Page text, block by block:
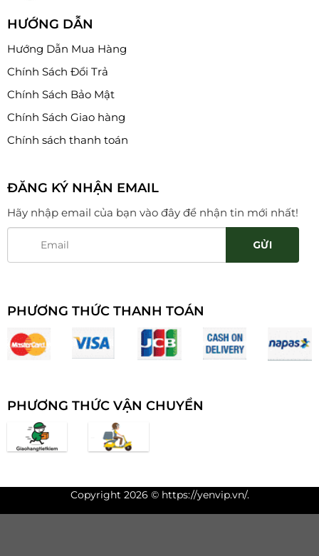
HƯỚNG DẪN
Hướng Dẫn Mua Hàng
Chính Sách Đổi Trả
Chính Sách Bảo Mật
Chính Sách Giao hàng
Chính sách thanh toán
ĐĂNG KÝ NHẬN EMAIL
Hãy nhập email của bạn vào đây để nhận tin mới nhất!
PHƯƠNG THỨC THANH TOÁN
PHƯƠNG THỨC VẬN CHUYỂN
Copyright 2026 © https://yenvip.vn/.